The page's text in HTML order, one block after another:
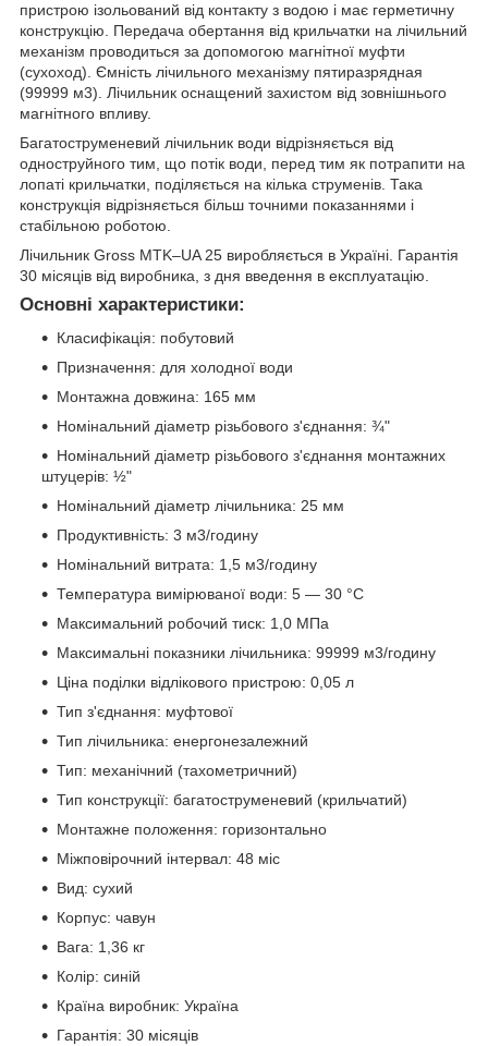
пристрою ізольований від контакту з водою і має герметичну
конструкцію. Передача обертання від крильчатки на лічильний
механізм проводиться за допомогою магнітної муфти
(сухоход). Ємність лічильного механізму пятиразрядная
(99999 м3). Лічильник оснащений захистом від зовнішнього
магнітного впливу.
Багатоструменевий лічильник води відрізняється від
одноструйного тим, що потік води, перед тим як потрапити на
лопаті крильчатки, поділяється на кілька струменів. Така
конструкція відрізняється більш точними показаннями і
стабільною роботою.
Лічильник Gross MTK–UA 25 виробляється в Україні. Гарантія
30 місяців від виробника, з дня введення в експлуатацію.
Основні характеристики:
Класифікація: побутовий
Призначення: для холодної води
Монтажна довжина: 165 мм
Номінальний діаметр різьбового з'єднання: ¾"
Номінальний діаметр різьбового з'єднання монтажних
штуцерів: ½"
Номінальний діаметр лічильника: 25 мм
Продуктивність: 3 м3/годину
Номінальний витрата: 1,5 м3/годину
Температура вимірюваної води: 5 — 30 °C
Максимальний робочий тиск: 1,0 МПа
Максимальні показники лічильника: 99999 м3/годину
Ціна поділки відлікового пристрою: 0,05 л
Тип з'єднання: муфтової
Тип лічильника: енергонезалежний
Тип: механічний (тахометричний)
Тип конструкції: багатоструменевий (крильчатий)
Монтажне положення: горизонтально
Міжповірочний інтервал: 48 міс
Вид: сухий
Корпус: чавун
Вага: 1,36 кг
Колір: синій
Країна виробник: Україна
Гарантія: 30 місяців